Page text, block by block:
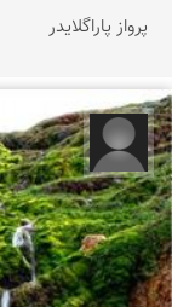
پرواز پاراگلایدر
حمید همتی